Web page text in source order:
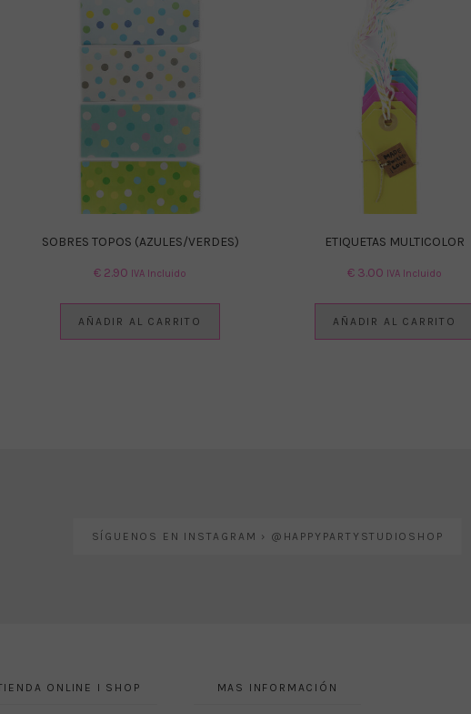
SOBRES TOPOS (AZULES/VERDES)
€ 2.90 IVA Incluido
AÑADIR AL CARRITO
ETIQUETAS MULTICOLOR
€ 3.00 IVA Incluido
AÑADIR AL CARRITO
SÍGUENOS EN INSTAGRAM › @HAPPYPARTYSTUDIOSHOP
ONLINE I SHOP MAS INFORMACIÓN